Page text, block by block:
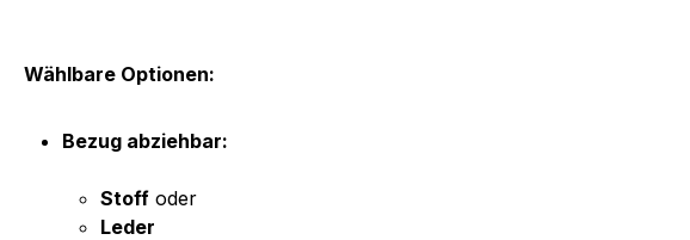
Wählbare Optionen:
Bezug abziehbar:
Stoff oder
Leder